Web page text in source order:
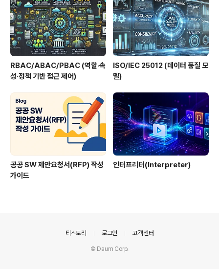
RBAC/ABAC/PBAC (역할·속
성·정책 기반 접근 제어)
ISO/IEC 25012 (데이터 품질 모
델)
공공 SW 제안요청서(RFP) 작성
가이드
인터프리터(Interpreter)
티스토리 로그인 고객센터
© Daum Corp.